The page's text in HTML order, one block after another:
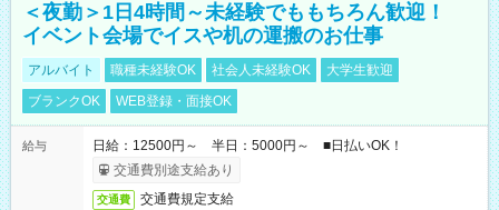
＜夜勤＞1日4時間～未経験でももちろん歓迎！
イベント会場でイスや机の運搬のお仕事
アルバイト 職種未経験OK 社会人未経験OK
大学生歓迎
ブランクOK
WEB登録・面接OK
給与
日給：12500円～ 半日：5000円～ ■日払いOK！
交通費別途支給あり
交通費 交通費規定支給